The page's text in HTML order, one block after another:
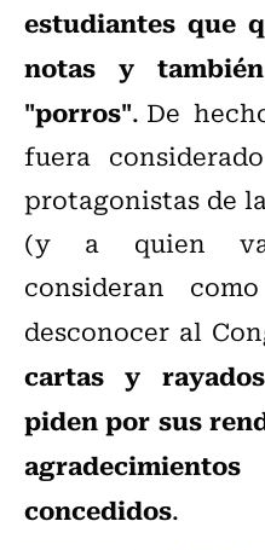
estudiantes que
notas y
"porros". De
fuera
protagonistas de
(y a quien
consideran
desconocer al
cartas y
piden por sus
concedidos.